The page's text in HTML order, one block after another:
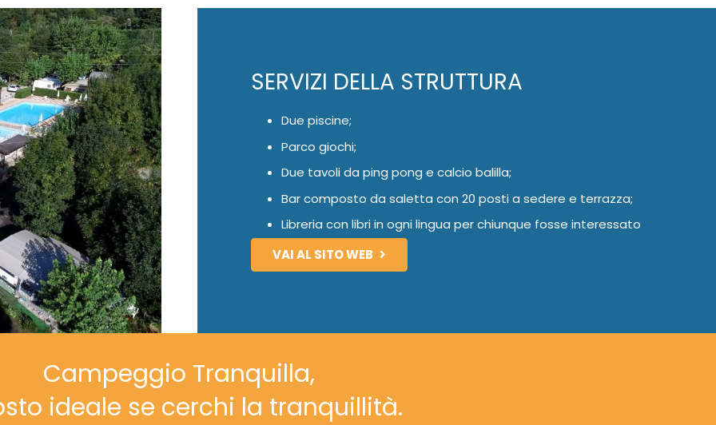
SERVIZI DELLA STRUTTURA
Due piscine;
Parco giochi;
Due tavoli da ping pong e calcio balilla;
Bar composto da saletta con 20 posti a sedere e terrazza;
Libreria con libri in ogni lingua per chiunque fosse interessato
VAI AL SITO WEB
Campeggio Tranquilla,
ideale se cerchi la tranquillità.